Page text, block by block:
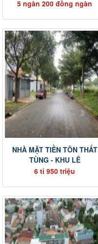
5 ngàn 200 đồng ngàn
NHÀ MẶT TIỀN TÔN THẤT
TÙNG - KHU LÊ
6 tỉ 950 triệu